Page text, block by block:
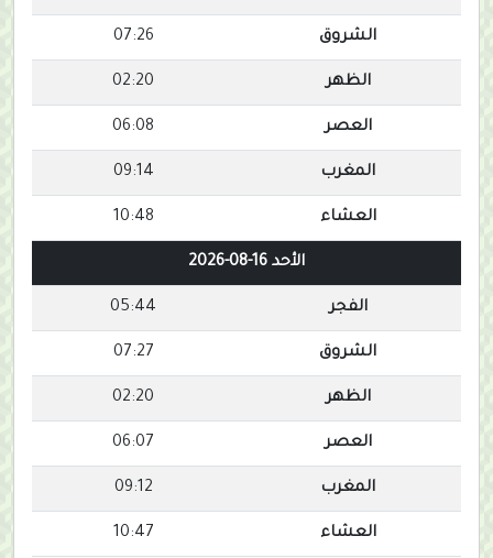
الشروق 07:26
الظهر 02:20
العصر 06:08
المغرب 09:14
العشاء 10:48
الأحد 16-08-2026
الفجر 05:44
الشروق 07:27
الظهر 02:20
العصر 06:07
المغرب 09:12
العشاء 10:47